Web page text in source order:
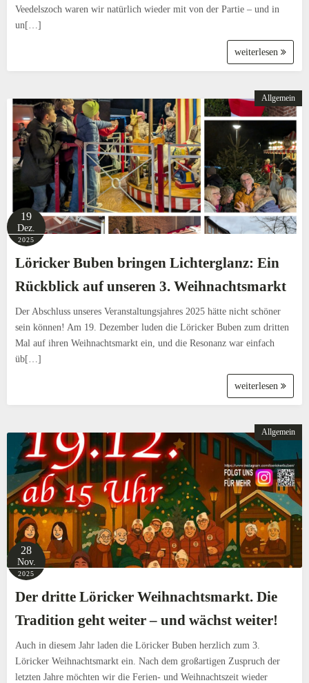
Veedelszoch waren wir natürlich wieder mit von der Partie – und in
un[…]
weiterlesen
Allgemein
19
Dez.
2025
Löricker Buben bringen Lichterglanz: Ein
Rückblick auf unseren 3. Weihnachtsmarkt
Der Abschluss unseres Veranstaltungsjahres 2025 hätte nicht schöner
sein können! Am 19. Dezember luden die Löricker Buben zum dritten
Mal auf ihren Weihnachtsmarkt ein, und die Resonanz war einfach
üb[…]
weiterlesen
Allgemein
28
Nov.
2025
Der dritte Löricker Weihnachtsmarkt. Die
Tradition geht weiter – und wächst weiter!
Auch in diesem Jahr laden die Löricker Buben herzlich zum 3.
Löricker Weihnachtsmarkt ein. Nach dem großartigen Zuspruch der
letzten Jahre möchten wir die Ferien- und Weihnachtszeit wieder